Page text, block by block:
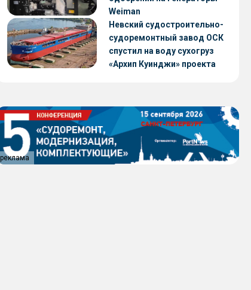
Weiman
Невский судостроительно-
судоремонтный завод ОСК
спустил на воду сухогруз
«Архип Куинджи» проекта
реклама